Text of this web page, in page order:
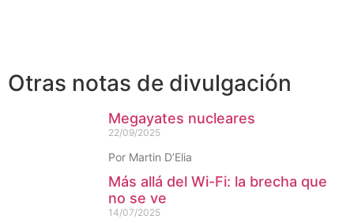
Otras notas de divulgación
Megayates nucleares
22/09/2025
Por Martin D’Elia
Más allá del Wi-Fi: la brecha que
no se ve
14/07/2025